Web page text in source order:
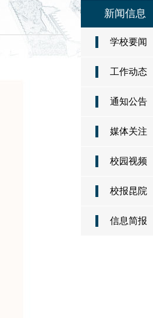
新闻信息
学校要闻
工作动态
通知公告
媒体关注
校园视频
校报昆院
信息简报